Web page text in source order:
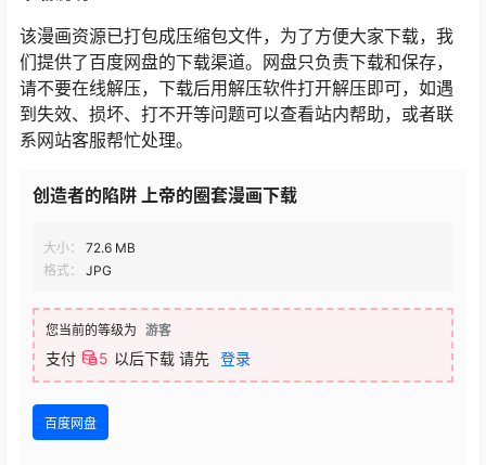
该漫画资源已打包成压缩包文件，为了方便大家下载，我
们提供了百度网盘的下载渠道。网盘只负责下载和保存，
请不要在线解压，下载后用解压软件打开解压即可，如遇
到失效、损坏、打不开等问题可以查看站内帮助，或者联
系网站客服帮忙处理。
创造者的陷阱 上帝的圈套漫画下载
大小：
72.6 MB
格式：
JPG
您当前的等级为 游客
支付 5 以后下载 请先 登录
百度网盘